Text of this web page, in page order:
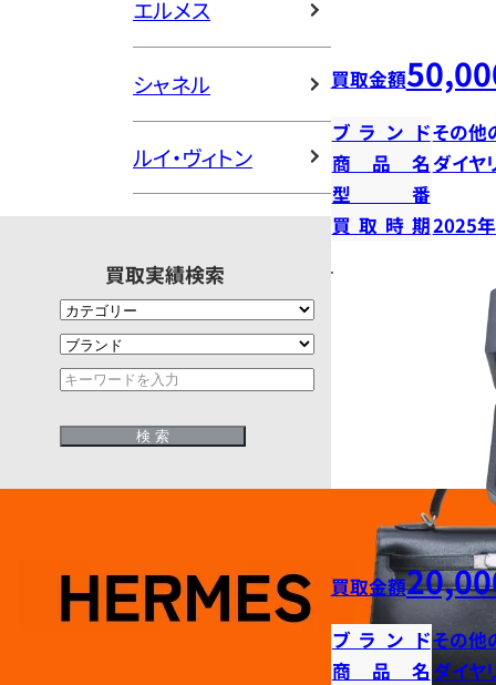
エルメス
シャネル
ルイ・ヴィトン
買取実績検索
買取金額
ブランドその他
商品名ダイヤ
型番
買取時期2025
買取金額
ブランドその他
商品名ダイヤ